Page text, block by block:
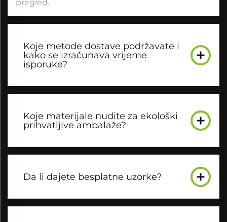
pregled.
Koje metode dostave podržavate i
kako se izračunava vrijeme
isporuke?
Koje materijale nudite za ekološki
prihvatljive ambalaže?
Da li dajete besplatne uzorke?